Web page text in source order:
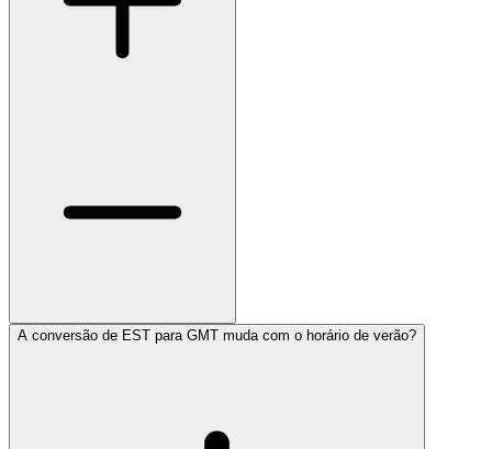
A conversão de EST para GMT muda com o horário de verão?